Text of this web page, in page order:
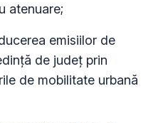
atenuare;
emisiilor de
de județ prin
de mobilitate urbană